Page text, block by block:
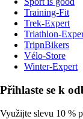
Training-Fit
Trek-Expert
Triathlon-
TripnBikers
Vélo-Store
Winter-Expert
Přihlaste se k
Využijte slevu 10 %